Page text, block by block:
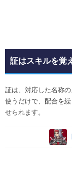
証はスキルを覚
証は、対応した名称
使うだけで、配合を
せられます。